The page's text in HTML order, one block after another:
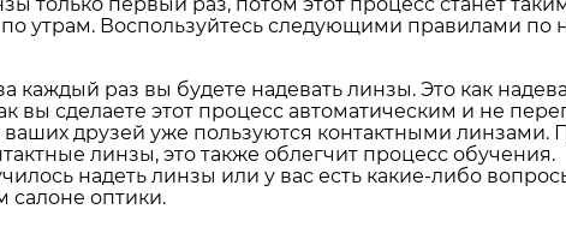
утрам. Воспользуйтесь следующими правилами по
каждый раз вы будете надевать линзы. Это как
вы сделаете этот процесс автоматическим и не
друзей уже пользуются контактными линзами.
линзы, это также облегчит процесс обучения.
надеть линзы или у вас есть какие-либо
салоне оптики.